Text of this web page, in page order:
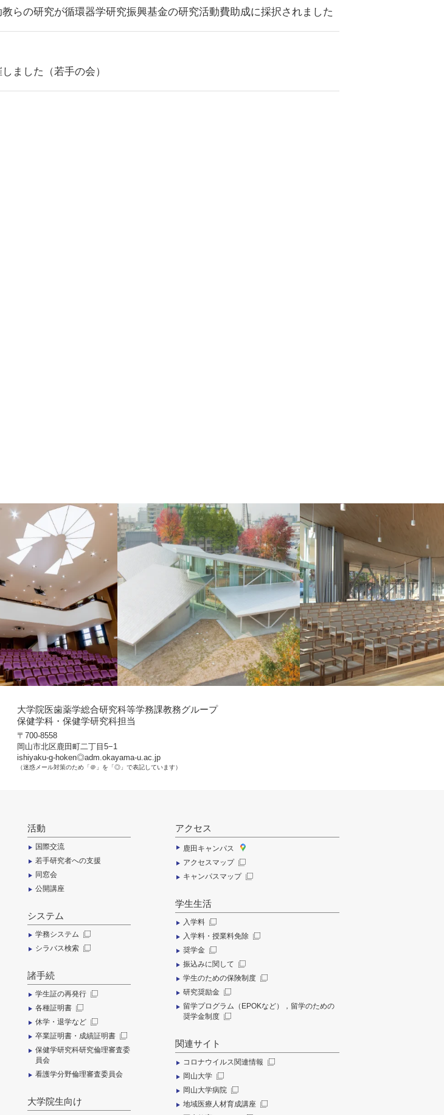
教らの研究が循環器学研究振興基金の研究活動費助成に採択されました
ました（若手の会）
大学院医歯薬学総合研究科等学務課教務グループ
保健学科・保健学研究科担当
〒700-8558
岡山市北区鹿田町二丁目5−1
ishiyaku-g-hoken◎adm.okayama-u.ac.jp
（迷惑メール対策のため「＠」を「◎」で表記しています）
活動
国際交流
若手研究者への支援
同窓会
公開講座
システム
学務システム
シラバス検索
諸手続
学生証の再発行
各種証明書
休学・退学など
卒業証明書・成績証明書
保健学研究科研究倫理審査委
員会
看護学分野倫理審査委員会
大学院生向け
アクセス
鹿田キャンパス
アクセスマップ
キャンパスマップ
学生生活
入学料
入学料・授業料免除
奨学金
振込みに関して
学生のための保険制度
研究奨励金
留学プログラム（EPOKなど），留学のための
奨学金制度
関連サイト
コロナウイルス関連情報
岡山大学
岡山大学病院
地域医療人材育成講座